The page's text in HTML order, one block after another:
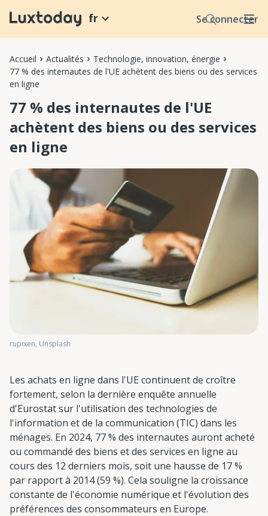
Se connecter
fr
Accueil Actualités
Technologie, innovation, énergie
77 % des internautes de l'UE achètent des biens ou des services
en ligne
77 % des internautes de l'UE
achètent des biens ou des services
en ligne
rupixen, Unsplash
Les achats en ligne dans l'UE continuent de croître
fortement, selon la dernière enquête annuelle
d'Eurostat sur l'utilisation des technologies de
l'information et de la communication (TIC) dans les
ménages. En 2024, 77 % des internautes auront acheté
ou commandé des biens et des services en ligne au
cours des 12 derniers mois, soit une hausse de 17 %
par rapport à 2014 (59 %). Cela souligne la croissance
constante de l'économie numérique et l'évolution des
préférences des consommateurs en Europe.